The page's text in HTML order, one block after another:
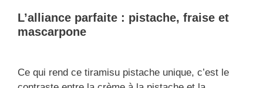
L’alliance parfaite : pistache, fraise et
mascarpone
Ce qui rend ce tiramisu pistache unique, c’est le